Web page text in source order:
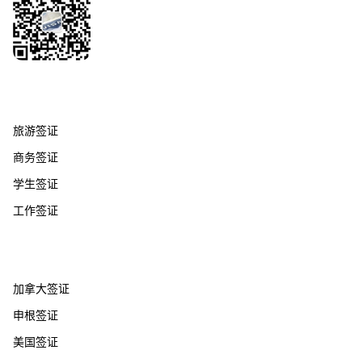
旅游签证
商务签证
学生签证
工作签证
加拿大签证
申根签证
美国签证